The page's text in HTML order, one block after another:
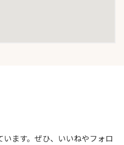
ます。ぜひ、いいねやフォロ